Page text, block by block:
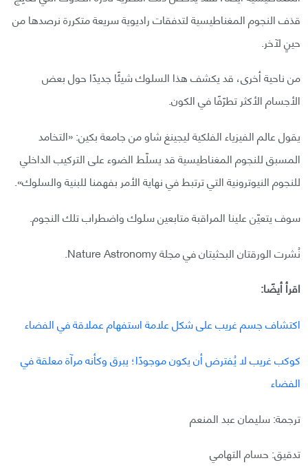
قذف النجوم المغناطيسية لتدفقات راديوية سريعة متكررة نرصدها من
حينٍ لآخر.
من ناحية أخرى، قد يكشف هذا السلوك شيئًا جديدًا حول بعض
الأجسام الأكثر تطرّفًا في الكون.
يقول عالم الفيزياء الفلكية ليجينغ شاو من جامعة بكين: «التخامد
المسبق للنجوم المغناطيسية قد يسلّط الضوء على التركيب الداخلي
للنجوم النيوترونية التي ترتبط في نهاية الأمر بفهمنا للبنية والسلوك».
سوف يتعيّن علينا المراقبة متابعين سلوك واضطراب تلك النجوم.
نُشرت الورقتان البحثيتان في مجلة Nature Astronomy.
اقرأ أيضًا:
اكتشاف جسم غريب على شكل علامة استفهام عملاقة في الفضاء
كوكب غريب لا يُفترض أن يكون موجودًا؛ يبرق وكأنه مرآة معلقة في
الفضاء
ترجمة: سليمان عبد المنعم
تدقيق: حسام التهامي